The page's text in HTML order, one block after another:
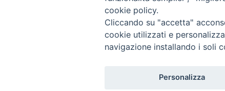
Copyright © 2019 - Tutti i diritti riservati -
cookie policy.
Cliccando su "accetta"
cookie utilizzati e
navigazione installando i soli
Personalizza